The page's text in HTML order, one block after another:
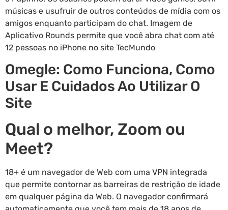
músicas e usufruir de outros conteúdos de mídia com os
amigos enquanto participam do chat. Imagem de
Aplicativo Rounds permite que você abra chat com até
12 pessoas no iPhone no site TecMundo
Omegle: Como Funciona, Como
Usar E Cuidados Ao Utilizar O
Site
Qual o melhor, Zoom ou
Meet?
18+ é um navegador de Web com uma VPN integrada
que permite contornar as barreiras de restrição de idade
em qualquer página da Web. O navegador confirmará